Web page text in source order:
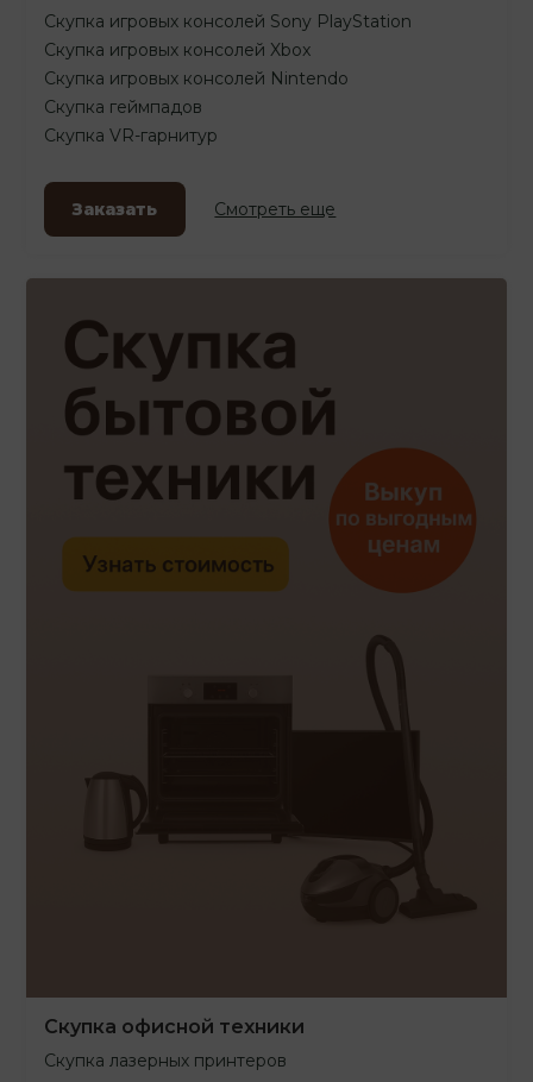
Скупка игровых консолей Sony PlayStation
Скупка игровых консолей Xbox
Скупка игровых консолей Nintendo
Скупка геймпадов
Скупка VR-гарнитур
Заказать Смотреть еще
Скупка офисной техники
Скупка лазерных принтеров